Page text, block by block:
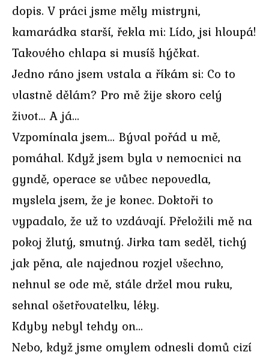
dopis. V práci jsme měly mistryni,
kamarádka starší, řekla mi: Lído, jsi hloupá!
Takového chlapa si musíš hýčkat.
Jedno ráno jsem vstala a říkám si: Co to
vlastně dělám? Pro mě žije skoro celý
život… A já…
Vzpomínala jsem… Býval pořád u mě,
pomáhal. Když jsem byla v nemocnici na
gyndě, operace se vůbec nepovedla,
myslela jsem, že je konec. Doktoři to
vypadalo, že už to vzdávají. Přeložili mě na
pokoj žlutý, smutný. Jirka tam seděl, tichý
jak pěna, ale najednou rozjel všechno,
nehnul se ode mě, stále držel mou ruku,
sehnal ošetřovatelku, léky.
Kdyby nebyl tehdy on…
Nebo, když jsme omylem odnesli domů cizí